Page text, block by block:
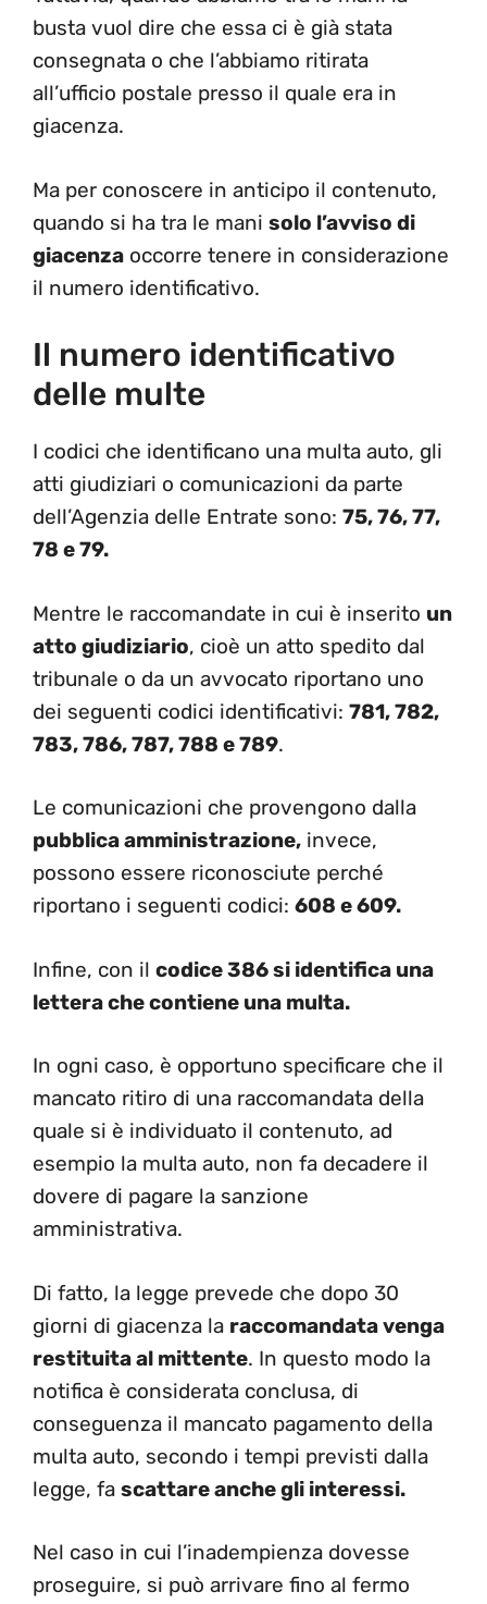
busta vuol dire che essa ci è già stata
consegnata o che l’abbiamo ritirata
all’ufficio postale presso il quale era in
giacenza.
Ma per conoscere in anticipo il contenuto,
quando si ha tra le mani solo l’avviso di
giacenza occorre tenere in considerazione
il numero identificativo.
Il numero identificativo
delle multe
I codici che identificano una multa auto, gli
atti giudiziari o comunicazioni da parte
dell’Agenzia delle Entrate sono: 75, 76, 77,
78 e 79.
Mentre le raccomandate in cui è inserito un
atto giudiziario, cioè un atto spedito dal
tribunale o da un avvocato riportano uno
dei seguenti codici identificativi: 781, 782,
783, 786, 787, 788 e 789.
Le comunicazioni che provengono dalla
pubblica amministrazione, invece,
possono essere riconosciute perché
riportano i seguenti codici: 608 e 609.
Infine, con il codice 386 si identifica una
lettera che contiene una multa.
In ogni caso, è opportuno specificare che il
mancato ritiro di una raccomandata della
quale si è individuato il contenuto, ad
esempio la multa auto, non fa decadere il
dovere di pagare la sanzione
amministrativa.
Di fatto, la legge prevede che dopo 30
giorni di giacenza la raccomandata venga
restituita al mittente. In questo modo la
notifica è considerata conclusa, di
conseguenza il mancato pagamento della
multa auto, secondo i tempi previsti dalla
legge, fa scattare anche gli interessi.
Nel caso in cui l’inadempienza dovesse
proseguire, si può arrivare fino al fermo